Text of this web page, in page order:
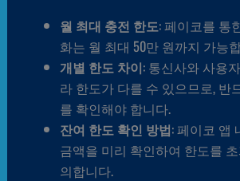
월 최대 충전 한도: 페이코를 통
화는 월 최대 50만 원까지 가능
개별 한도 차이: 통신사와 사용
라 한도가 다를 수 있으므로, 반
를 확인해야 합니다.
잔여 한도 확인 방법: 페이코 앱
금액을 미리 확인하여 한도를
의합니다.